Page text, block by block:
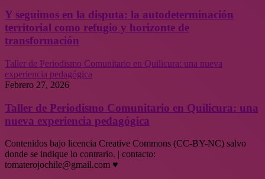
Y seguimos en la disputa: la autodeterminación
territorial como refugio y horizonte de
transformación
Taller de Periodismo Comunitario en Quilicura: una nueva
experiencia pedagógica
Febrero 27, 2026
Taller de Periodismo Comunitario en Quilicura: una
nueva experiencia pedagógica
Contenidos bajo licencia Creative Commons (CC-BY-NC) salvo
donde se indique lo contrario. | contacto:
tomaterojochile@gmail.com ♥